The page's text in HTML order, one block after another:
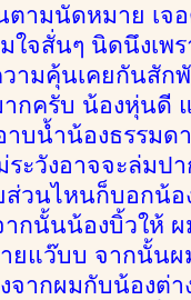
ตามนัดหมาย เ
จสั่นๆ นิดนึงเพ
ามคุ้นเคยกันสัก
กครับ น้องหุ่นดี
บน้ำน้องธรรมด
ระวังอาจจะล่ม
วนไหนก็บอกน้อ
กนั้นน้องบิ้วให้
ยแว๊บบ จากนั้น
จากผมกับน้องต่